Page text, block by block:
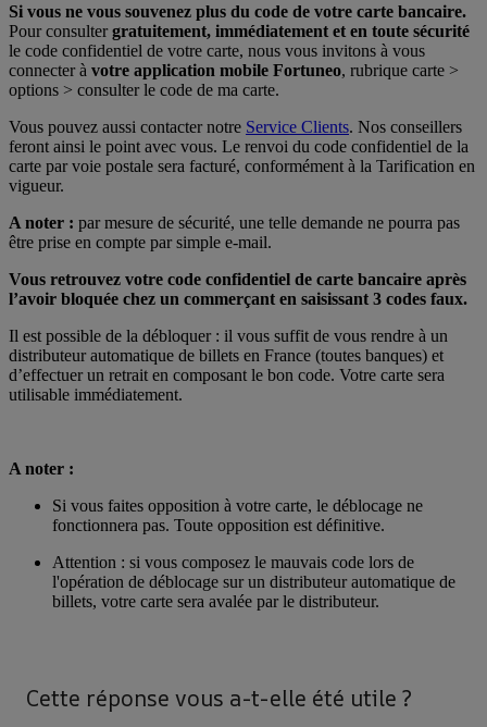
Si vous ne vous souvenez plus du code de votre carte bancaire.
Pour consultergratuitement, immédiatement et en toute sécurité
le code confidentiel de votre carte, nous vous invitons à vous
connecter à votre application mobile Fortuneo, rubrique carte >
options > consulter le code de ma carte.
Vous pouvez aussi contacter notre Service Clients. Nos conseillers
feront ainsi le point avec vous. Le renvoi du code confidentiel de la
carte par voie postale sera facturé, conformément à la Tarification en
vigueur.
A noter : par mesure de sécurité, une telle demande ne pourra pas
être prise en compte par simple e-mail.
Vous retrouvez votre code confidentiel de carte bancaire après
l’avoir bloquée chez un commerçant en saisissant 3 codes faux.
Il est possible de la débloquer : il vous suffit de vous rendre à un
distributeur automatique de billets en France (toutes banques) et
d’effectuer un retrait en composant le bon code. Votre carte sera
utilisable immédiatement.
A noter :
Si vous faites opposition à votre carte, le déblocage ne
fonctionnera pas. Toute opposition est définitive.
Attention : si vous composez le mauvais code lors de
l'opération de déblocage sur un distributeur automatique de
billets, votre carte sera avalée par le distributeur.
Cette réponse vous a-t-elle été utile ?